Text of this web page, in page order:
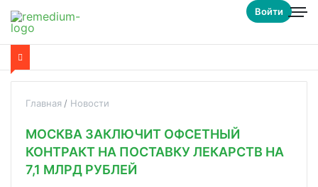
Войти
Главная Новости
МОСКВА ЗАКЛЮЧИТ ОФСЕТНЫЙ
КОНТРАКТ НА ПОСТАВКУ ЛЕКАРСТВ НА
7,1 МЛРД РУБЛЕЙ